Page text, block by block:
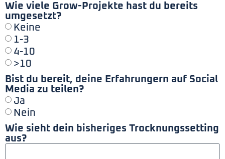
Wie viele Grow-Projekte hast du bereits
umgesetzt?
Keine
1-3
4-10
>10
Bist du bereit, deine Erfahrungern auf Social
Media zu teilen?
Ja
Nein
Wie sieht dein bisheriges Trocknungssetting
aus?